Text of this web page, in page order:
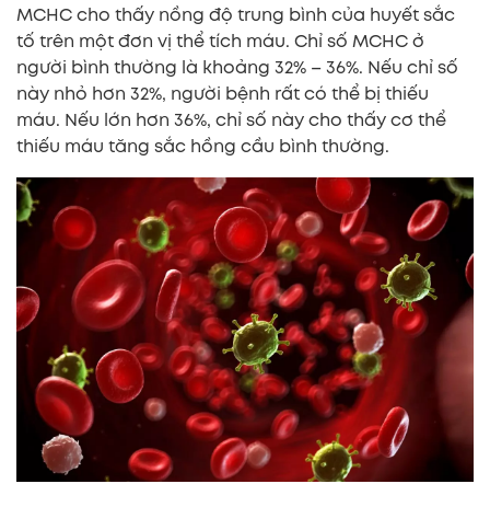
MCHC cho thấy nồng độ trung bình của huyết sắc
tố trên một đơn vị thể tích máu. Chỉ số MCHC ở
người bình thường là khoảng 32% – 36%. Nếu chỉ số
này nhỏ hơn 32%, người bệnh rất có thể bị thiếu
máu. Nếu lớn hơn 36%, chỉ số này cho thấy cơ thể
thiếu máu tăng sắc hồng cầu bình thường.